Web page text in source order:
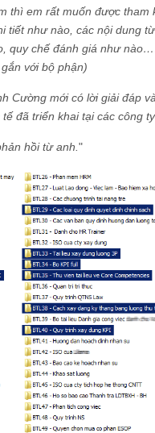
thì em rất muốn được tham
tiết như nào, các nội dung
quy chế đánh giá như
với bộ phận)
Cường mới có lời giải đáp
đã triển khai tại các công
hồi từ anh. "